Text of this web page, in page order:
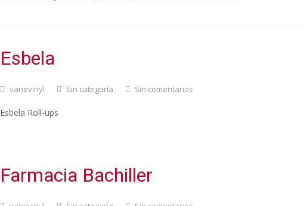
Esbela
vanevinyl Sin categoría Sin comentarios
Esbela Roll-ups
Farmacia Bachiller